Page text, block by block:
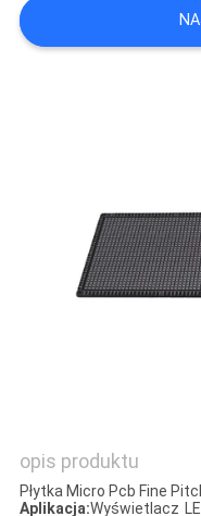
POPROSIĆ
O
PRIVACY
POLICY
opis produktu
Płytka Micro Pcb Fine
Aplikacja:Wyświetlacz